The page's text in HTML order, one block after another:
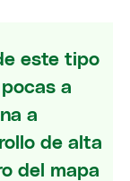
este tipo
a
a
de alta
del mapa